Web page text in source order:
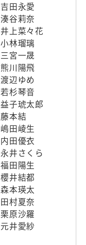
吉田永愛
湊谷莉奈
井上菜々花
小林瑠璃
三宮一晟
熊川陽飛
渡辺ゆめ
若杉琴音
益子琥太郎
藤本結
嶋田崚生
内田優衣
永井さくら
福田陽生
櫻井結都
森本瑛太
田村夏奈
栗原沙羅
元井愛紗